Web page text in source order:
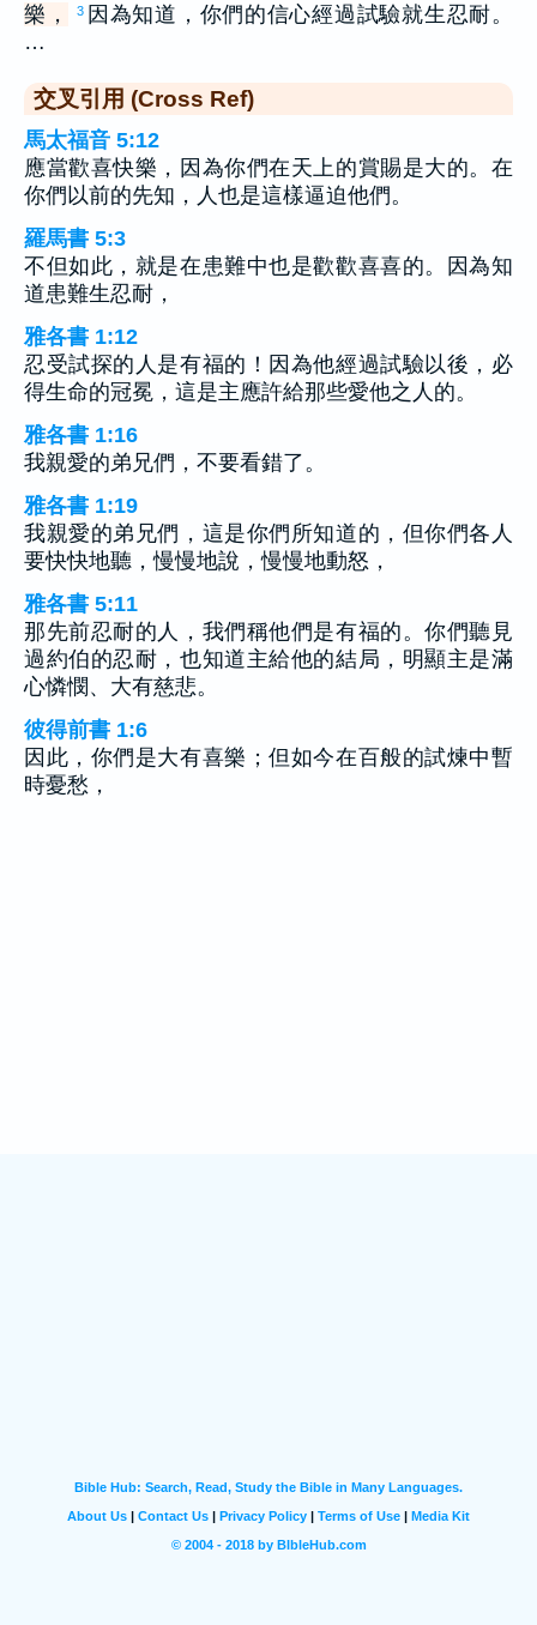
樂，
3 因為知道，你們的信心經過試驗就生忍耐。
…
交叉引用 (Cross Ref)
馬太福音 5:12
應當歡喜快樂，因為你們在天上的賞賜是大的。在
你們以前的先知，人也是這樣逼迫他們。
羅馬書 5:3
不但如此，就是在患難中也是歡歡喜喜的。因為知
道患難生忍耐，
雅各書 1:12
忍受試探的人是有福的！因為他經過試驗以後，必
得生命的冠冕，這是主應許給那些愛他之人的。
雅各書 1:16
我親愛的弟兄們，不要看錯了。
雅各書 1:19
我親愛的弟兄們，這是你們所知道的，但你們各人
要快快地聽，慢慢地說，慢慢地動怒，
雅各書 5:11
那先前忍耐的人，我們稱他們是有福的。你們聽見
過約伯的忍耐，也知道主給他的結局，明顯主是滿
心憐憫、大有慈悲。
彼得前書 1:6
因此，你們是大有喜樂；但如今在百般的試煉中暫
時憂愁，